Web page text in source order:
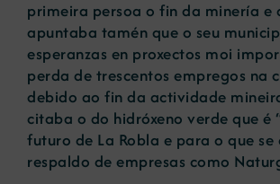
primeira persoa o fin da minería e
apuntaba tamén que o seu
esperanzas en proxectos moi
perda de trescentos empregos na
debido ao fin da actividade
citaba o do hidróxeno verde que é
futuro de La Robla e para o que se
respaldo de empresas como